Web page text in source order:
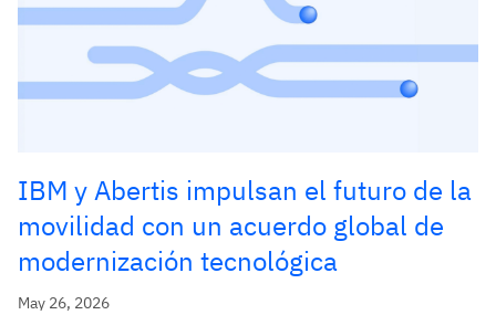
IBM y Abertis impulsan el futuro de la
movilidad con un acuerdo global de
modernización tecnológica
May 26, 2026